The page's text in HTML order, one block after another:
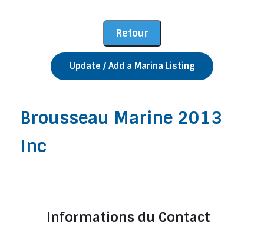
Update / Add a Marina Listing
Brousseau Marine 2013
Inc
Informations du Contact